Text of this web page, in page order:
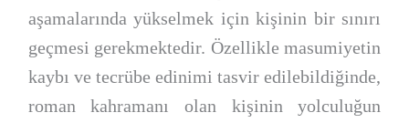
aşamalarında yükselmek için kişinin bir sınırı
geçmesi gerekmektedir. Özellikle masumiyetin
kaybı ve tecrübe edinimi tasvir edilebildiğinde,
roman kahramanı olan kişinin yolculuğun